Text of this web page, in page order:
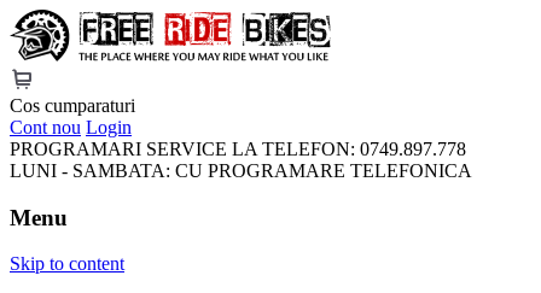
FreeRideBikes
Cos cumparaturi
Cont nou Login
PROGRAMARI SERVICE LA TELEFON: 0749.897.778
LUNI - SAMBATA: CU PROGRAMARE TELEFONICA
Menu
Skip to content